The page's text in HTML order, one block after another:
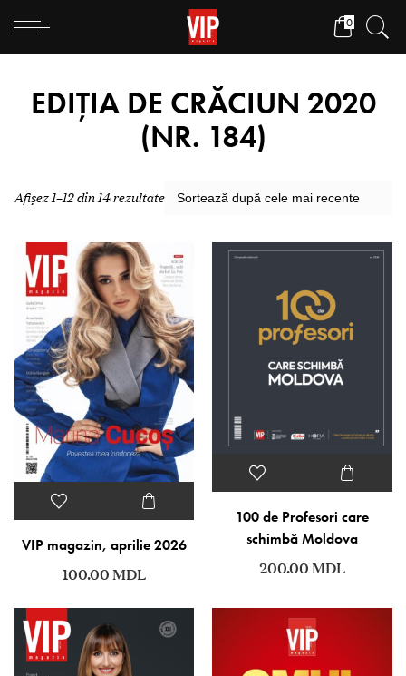
0
EDIȚIA DE CRĂCIUN 2020
(NR. 184)
Afișez 1–12 din 14 rezultate
VIP magazin, aprilie 2026
100.00 MDL
100 de Profesori care
schimbă Moldova
200.00 MDL